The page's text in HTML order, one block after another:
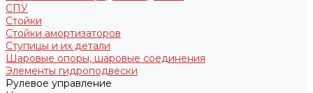
СПУ
Стойки
Стойки амортизаторов
Ступицы и их детали
Шаровые опоры, шаровые соединения
Элементы гидроподвески
Рулевое управление